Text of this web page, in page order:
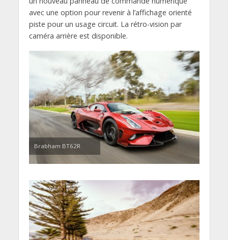
avec une option pour revenir à l’affichage orienté
piste pour un usage circuit. La rétro-vision par
caméra arrière est disponible.
Brabham BT62R